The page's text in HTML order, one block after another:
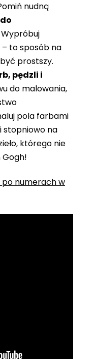
nudną
– to sposób na
prostszy.
pędzli i
do malowania,
pola farbami
stopniowo na
którego nie
Gogh!
po numerach w